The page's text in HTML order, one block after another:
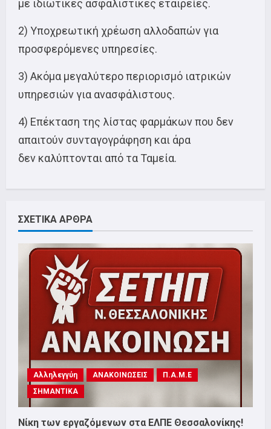
με ιδιωτικές ασφαλιστικές εταιρείες.
2) Υποχρεωτική χρέωση αλλοδαπών για
προσφερόμενες υπηρεσίες.
3) Ακόμα μεγαλύτερο περιορισμό ιατρικών
υπηρεσιών για ανασφάλιστους.
4) Επέκταση της λίστας φαρμάκων που δεν
απαιτούν συνταγογράφηση και άρα
δεν καλύπτονται από τα Ταμεία.
ΣΧΕΤΙΚΑ ΑΡΘΡΑ
Αλληλεγγύη ΑΝΑΚΟΙΝΩΣΕΙΣ
Π.Α.Μ.Ε
ΣΗΜΑΝΤΙΚΑ
Νίκη των εργαζόμενων στα ΕΛΠΕ Θεσσαλονίκης!